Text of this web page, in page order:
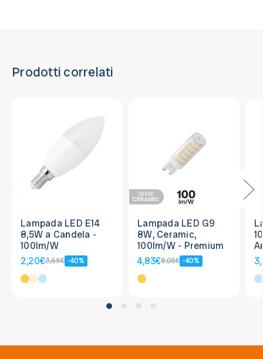
Prodotti correlati
Lampada LED E14
8,5W a Candela -
100lm/W
2,20€3,66€ -40%
Lampada LED G9
8W, Ceramic,
100lm/W - Premium
4,83€8,05€ -40%